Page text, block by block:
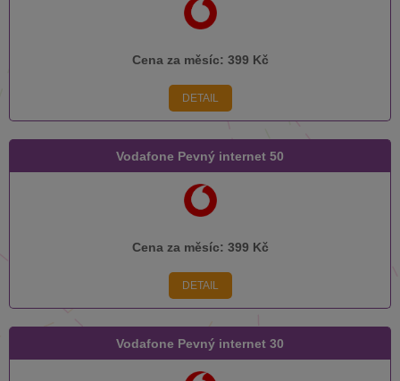
Cena za měsíc: 399 Kč
DETAIL
Vodafone Pevný internet 50
Cena za měsíc: 399 Kč
DETAIL
Vodafone Pevný internet 30